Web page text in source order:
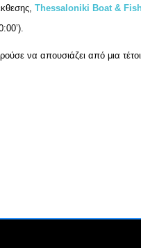
Thessaloniki Boat &
να απουσιάζει από μια